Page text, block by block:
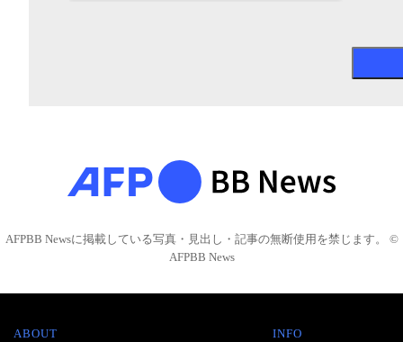
AFPBB Newsに掲載している写真・見出し・記事の無断使用を禁じます。 ©
AFPBB News
ABOUT INFO